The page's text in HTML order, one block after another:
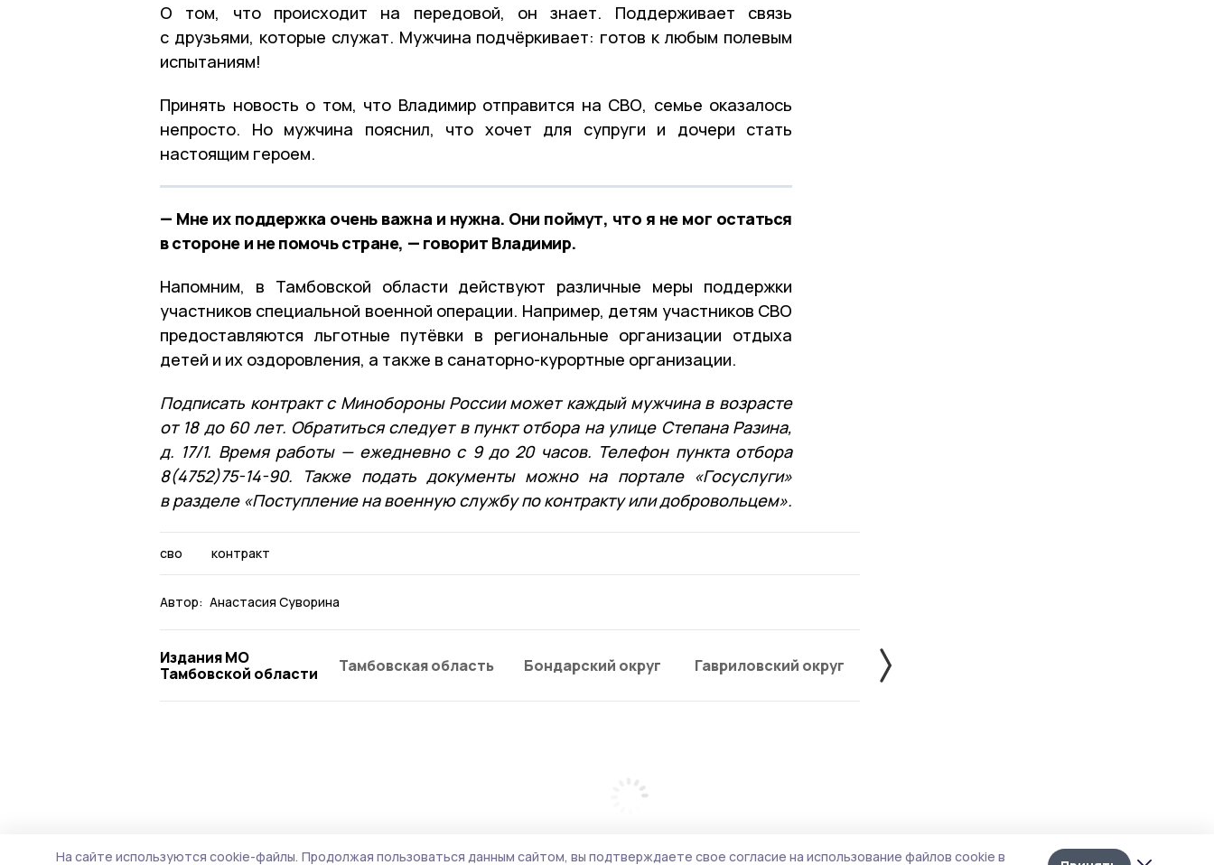
Лента
О том, что происходит на передовой, он знает. Поддерживает связь
с друзьями, которые служат. Мужчина подчёркивает: готов к любым полевым
испытаниям!
Принять новость о том, что Владимир отправится на СВО, семье оказалось
непросто. Но мужчина пояснил, что хочет для супруги и дочери стать
настоящим героем.
— Мне их поддержка очень важна и нужна. Они поймут, что я не мог остаться
в стороне и не помочь стране, — говорит Владимир.
Напомним, в Тамбовской области действуют различные меры поддержки
участников специальной военной операции. Например, детям участников СВО
предоставляются льготные путёвки в региональные организации отдыха
детей и их оздоровления, а также в санаторно-курортные организации.
Подписать контракт с Минобороны России может каждый мужчина в возрасте
от 18 до 60 лет. Обратиться следует в пункт отбора на улице Степана Разина,
д. 17/1. Время работы — ежедневно с 9 до 20 часов. Телефон пункта отбора
8(4752)75-14-90. Также подать документы можно на портале «Госуслуги»
в разделе «Поступление на военную службу по контракту или добровольцем».
сво контракт
Автор: Анастасия Суворина
Издания МО
Тамбовской области
Тамбовская область Бондарский округ Гавриловский округ Жердевский округ
На сайте используются cookie-файлы. Продолжая пользоваться данным сайтом, вы подтверждаете свое согласие на использование файлов cookie в